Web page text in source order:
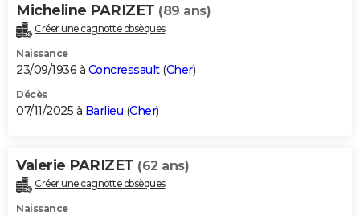
Carte de Noël
Carte Bonne année
Carte Saint-Valentin
Carte Pâques
Carte d'anniversaire
DICTIONNAIRE
Dictionnaire
Biographies
Citations
Expressions
Proverbes
PROGRAMME TV
S'inscrire
Se connecter
Lycées
Collèges
Primaires
Universités
Entreprises
Service militaire
Avis de recherche
AVIS DE DÉCÈS
Bricolage
Lifestyle
Culture
Sport
Auto
Television
Voyage
Cinema
Micheline PARIZET (89 ans)
Créer une cagnotte obsèques
Naissance
23/09/1936 à Concressault(Cher)
Décès
07/11/2025 à Barlieu (Cher)
Valerie PARIZET (62 ans)
Créer une cagnotte obsèques
Naissance